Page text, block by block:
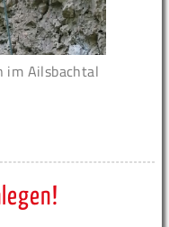
im Ailsbachtal